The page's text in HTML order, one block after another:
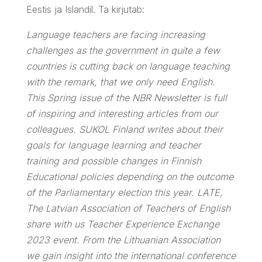
Eestis ja Islandil. Ta kirjutab:
Language teachers are facing increasing
challenges as the government in quite a few
countries is cutting back on language teaching
with the remark, that we only need English.
This Spring issue of the NBR Newsletter is full
of inspiring and interesting articles from our
colleagues. SUKOL Finland writes about their
goals for language learning and teacher
training and possible changes in Finnish
Educational policies depending on the outcome
of the Parliamentary election this year. LATE,
The Latvian Association of Teachers of English
share with us Teacher Experience Exchange
2023 event. From the Lithuanian Association
we gain insight into the international conference